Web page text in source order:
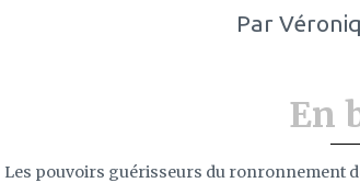
Par
En
Les pouvoirs guérisseurs du ronronnement